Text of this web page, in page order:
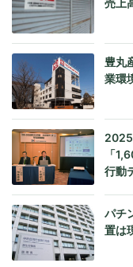
売上
豊丸
業環
2025
「
行動
パチ
置は